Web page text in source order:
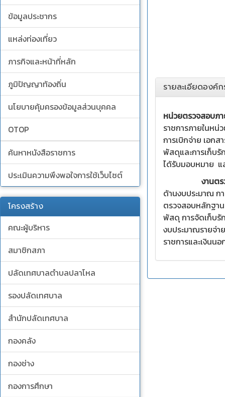
ข้อมูลประชากร
แหล่งท่องเที่ยว
ภารกิจและหน้าที่หลัก
ภูมิปัญญาท้องถิ่น
นโยบายคุ้มครองข้อมูลส่วนบุคคล
OTOP
ค้นหาหนังสือราชการ
ประเมินความพึงพอใจการใช้เว็บไซต์
โครงสร้าง
คณะผู้บริหาร
สมาชิกสภา
ปลัดเทศบาลตำบลปลาโหล
รองปลัดเทศบาล
สำนักปลัดเทศบาล
กองคลัง
กองช่าง
กองการศึกษา
รายละเอียดองค์ก
หน่วยตรวจสอบภา
ราชการภายในห
การเบิกจ่าย เอก
พัสดุและการเก็บรั
ได้รับมอบหมาย แ
งานตรว
ด้านงบประมาณ ก
ตรวจสอบหลักฐา
พัสดุ การจัดเก็บรั
งบประมาณรายจ่า
ราชการและเงินน